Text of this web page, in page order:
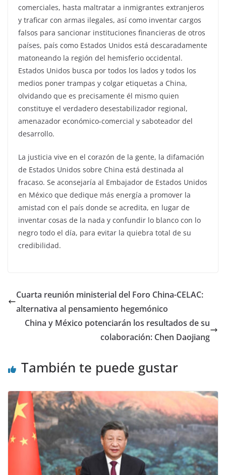
comerciales, hasta maltratar a inmigrantes extranjeros
y traficar con armas ilegales, así como inventar cargos
falsos para sancionar instituciones financieras de otros
países, país como Estados Unidos está descaradamente
matoneando la región del hemisferio occidental.
Estados Unidos busca por todos los lados y todos los
medios poner trampas y colgar etiquetas a China,
olvidando que es precisamente él mismo quien
constituye el verdadero desestabilizador regional,
amenazador económico-comercial y saboteador del
desarrollo.
La justicia vive en el corazón de la gente, la difamación
de Estados Unidos sobre China está destinada al
fracaso. Se aconsejaría al Embajador de Estados Unidos
en México que dedique más energía a promover la
amistad con el país donde se acredita, en lugar de
inventar cosas de la nada y confundir lo blanco con lo
negro todo el día, para evitar la quiebra total de su
credibilidad.
Cuarta reunión ministerial del Foro China-CELAC:
alternativa al pensamiento hegemónico
China y México potenciarán los resultados de su
colaboración: Chen Daojiang
También te puede gustar